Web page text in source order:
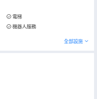
電梯
機器人服務
全部設施